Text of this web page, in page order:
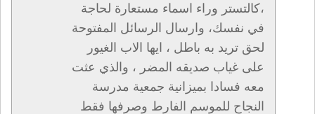
،كالتستر وراء اسماء مستعارة لحاجة
في نفسك، وارسال الرسائل المفتوحة
لحق تريد به باطل ، ايها الاب الغيور
على غياب صديقه المضر ، والذي عثت
معه فسادا بميزانية جمعية مدرسة
النجاح للموسم الفارط وصرفها فقط